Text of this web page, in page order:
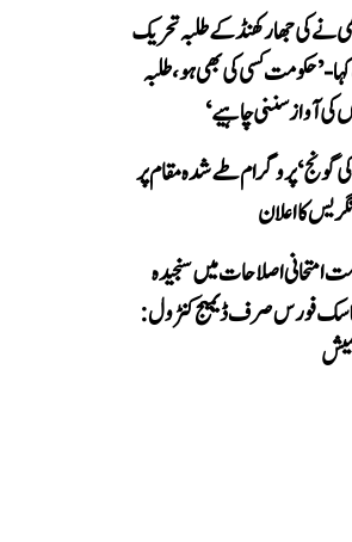
نے کی جھارکھنڈ کے طلبہ تحریک
’حکومت کسی کی بھی ہو، طلبہ
کی آواز سننی چاہیے‘
گونج‘ پروگرام طے شدہ مقام پر
کا اعلان
امتحانی اصلاحات میں سنجیدہ
فورس صرف ڈیمیج کنٹرول: